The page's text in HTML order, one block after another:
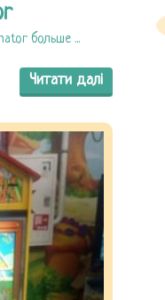
больше ...
Читати далі